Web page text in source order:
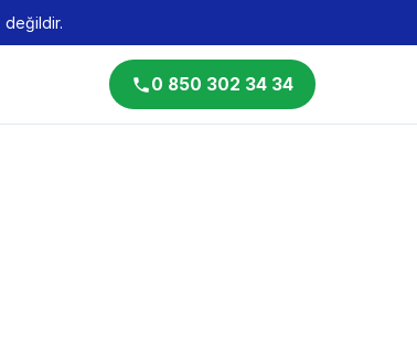
değildir.
0 850 302 34 34